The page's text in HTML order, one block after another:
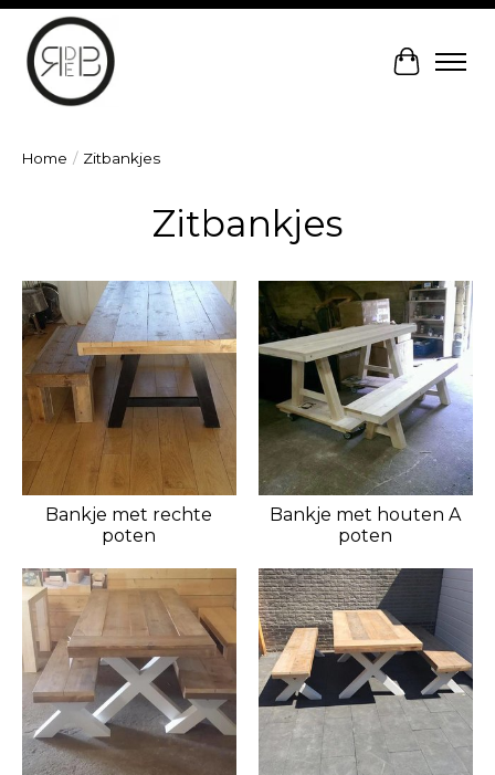
Home / Zitbankjes
Zitbankjes
Bankje met rechte
poten
Bankje met houten A
poten